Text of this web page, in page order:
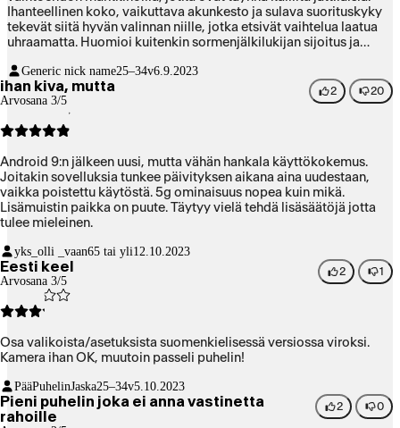
Ihanteellinen koko, vaikuttava akunkesto ja sulava suorituskyky
tekevät siitä hyvän valinnan niille, jotka etsivät vaihtelua laatua
uhraamatta. Huomioi kuitenkin sormenjälkilukijan sijoitus ja
nämä asiat ovat tärkeitä tarpeitasi ajatellen.
Generic nick name25–34v6.9.2023
ihan kiva, mutta
Arvosana 3/5
2 20
Android 9:n jälkeen uusi, mutta vähän hankala käyttökokemus.
Joitakin sovelluksia tunkee päivityksen aikana aina uudestaan,
vaikka poistettu käytöstä. 5g ominaisuus nopea kuin mikä.
Lisämuistin paikka on puute. Täytyy vielä tehdä lisäsäätöjä jotta
tulee mieleinen.
yks_olli _vaan65 tai yli12.10.2023
Eesti keel
Arvosana 3/5
2 1
Osa valikoista/asetuksista suomenkielisessä versiossa viroksi.
Kamera ihan OK, muutoin passeli puhelin!
PääPuhelinJaska25–34v5.10.2023
Pieni puhelin joka ei anna vastinetta
rahoille
2 0